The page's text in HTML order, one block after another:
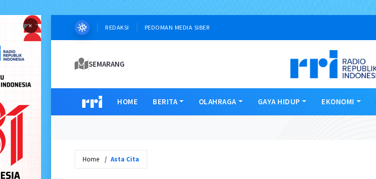
× REDAKSI PEDOMAN MEDIA SIBER
SEMARANG
HOME BERITA OLAHRAGA GAYA HIDUP EKONOMI
Home Asta Cita